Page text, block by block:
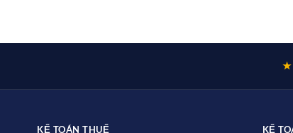
★
KẾ TOÁN THUẾ KẾ